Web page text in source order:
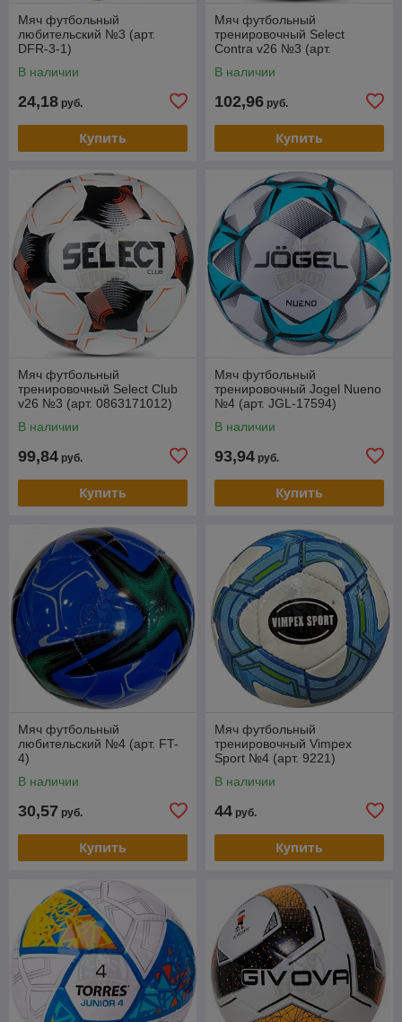
Мяч футбольный
любительский №3 (арт.
DFR-3-1)
В наличии
24,18 руб.
Купить
Мяч футбольный
тренировочный Seleсt
Contra v26 №3 (арт.
В наличии
102,96 руб.
Купить
Мяч футбольный
тренировочный Seleсt Club
v26 №3 (арт. 0863171012)
В наличии
99,84 руб.
Купить
Мяч футбольный
тренировочный Jogel Nueno
№4 (арт. JGL-17594)
В наличии
93,94 руб.
Купить
Мяч футбольный
любительский №4 (арт. FT-
4)
В наличии
30,57 руб.
Купить
Мяч футбольный
тренировочный Vimpex
Sport №4 (арт. 9221)
В наличии
44 руб.
Купить